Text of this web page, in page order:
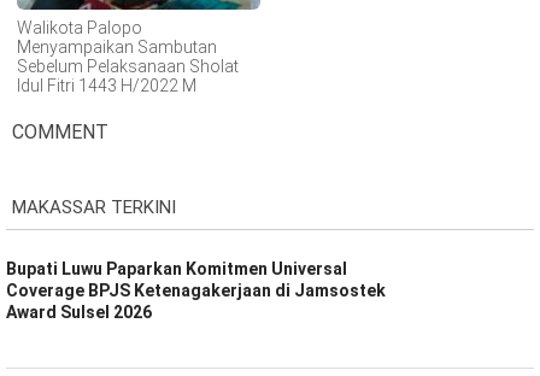
Walikota Palopo
Menyampaikan Sambutan
Sebelum Pelaksanaan Sholat
Idul Fitri 1443 H/2022 M
COMMENT
MAKASSAR TERKINI
Bupati Luwu Paparkan Komitmen Universal
Coverage BPJS Ketenagakerjaan di Jamsostek
Award Sulsel 2026